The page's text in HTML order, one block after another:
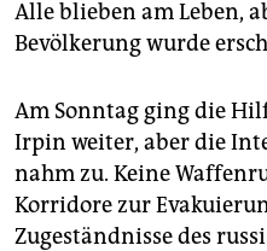
Alle blieben am Leben,
Bevölkerung wurde
Am Sonntag ging die
Irpin weiter, aber die
nahm zu. Keine
Korridore zur
Zugeständnisse des